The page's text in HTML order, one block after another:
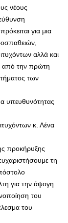
νέους
για μια
αλλά και
από την πρώτη
των
υπευθυνότητας
κ. Λένα
προκήρυξης
τη
για την άψογη
του
του